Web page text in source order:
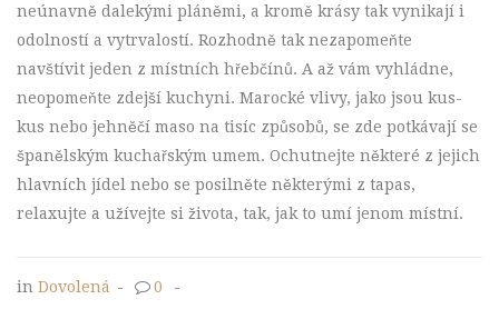
neúnavně dalekými pláněmi, a kromě krásy tak vynikají i
odolností a vytrvalostí. Rozhodně tak nezapomeňte
navštívit jeden z místních hřebčínů. A až vám vyhládne,
neopomeňte zdejší kuchyni. Marocké vlivy, jako jsou kus-
kus nebo jehněčí maso na tisíc způsobů, se zde potkávají se
španělským kuchařským umem. Ochutnejte některé z jejich
hlavních jídel nebo se posilněte některými z tapas,
relaxujte a užívejte si života, tak, jak to umí jenom místní.
in Dovolená - 0 -